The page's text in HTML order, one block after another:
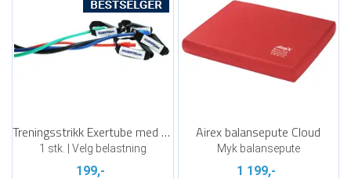
Treningsstrikk Exertube med forsterkning
1 stk. | Velg belastning
199,-
Airex balansepute Cloud
Myk balansepute
1 199,-